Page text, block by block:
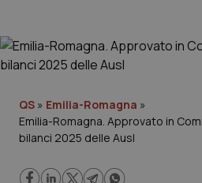
Governo e Parlamento
Regioni e Asl
QS » Emilia-Romagna »
Emilia-Romagna. Approvato in
bilanci 2025 delle Ausl